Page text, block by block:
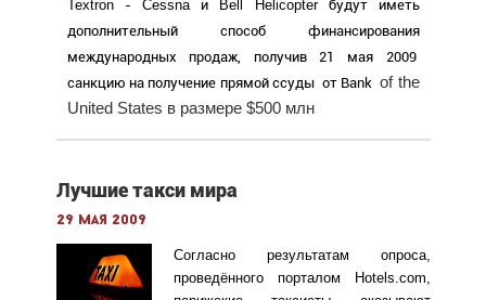
Textron- Cessnaи Bell Helicopterбудут иметь
дополнительный способ финансирования
международных продаж, получив 21 мая 2009
санкцию на получение прямой ссуды от Bankof the
United States в размере $500 млн
Лучшие такси мира
29 мая 2009
Согласно результатам опроса,
проведённого порталом Hotels.com,